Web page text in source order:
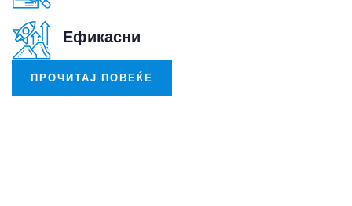
Ефикасни
ПРОЧИТАЈ ПОВЕЌЕ